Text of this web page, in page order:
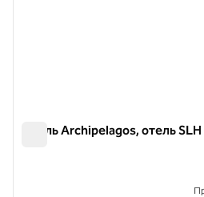
Отель Archipelagos, отель SLH